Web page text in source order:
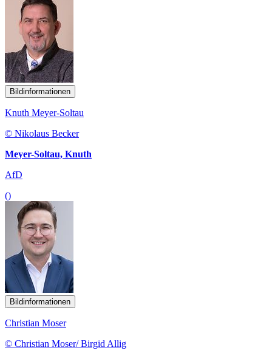
Bildinformationen
Knuth Meyer-Soltau
© Nikolaus Becker
Meyer-Soltau, Knuth
AfD
()
Bildinformationen
Christian Moser
© Christian Moser/ Birgid Allig